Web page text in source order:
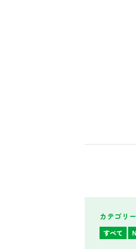
カテゴリー
すべて